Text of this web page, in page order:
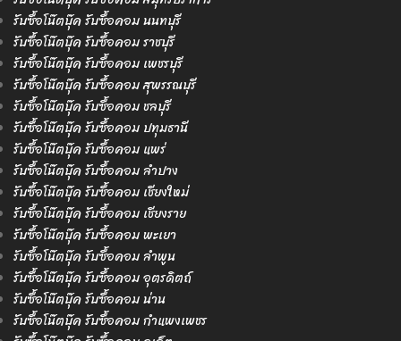
รับซื้อโน๊ตบุ๊ค รับซื้อคอม นนทบุรี
รับซื้อโน๊ตบุ๊ค รับซื้อคอม ราชบุรี
รับซื้อโน๊ตบุ๊ค รับซื้อคอม เพชรบุรี
รับซื้อโน๊ตบุ๊ค รับซื้อคอม สุพรรณบุรี
รับซื้อโน๊ตบุ๊ค รับซื้อคอม ชลบุรี
รับซื้อโน๊ตบุ๊ค รับซื้อคอม ปทุมธานี
รับซื้อโน๊ตบุ๊ค รับซื้อคอม แพร่
รับซื้อโน๊ตบุ๊ค รับซื้อคอม ลำปาง
รับซื้อโน๊ตบุ๊ค รับซื้อคอม เชียงใหม่
รับซื้อโน๊ตบุ๊ค รับซื้อคอม เชียงราย
รับซื้อโน๊ตบุ๊ค รับซื้อคอม พะเยา
รับซื้อโน๊ตบุ๊ค รับซื้อคอม ลำพูน
รับซื้อโน๊ตบุ๊ค รับซื้อคอม อุตรดิตถ์
รับซื้อโน๊ตบุ๊ค รับซื้อคอม น่าน
รับซื้อโน๊ตบุ๊ค รับซื้อคอม กำแพงเพชร